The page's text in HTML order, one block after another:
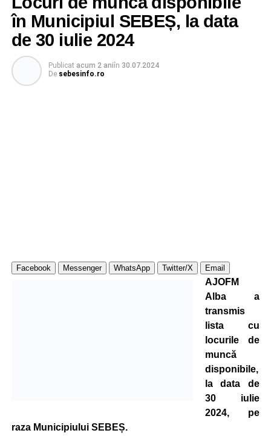
în Municipiul SEBEȘ, la data
de 30 iulie 2024
Publicat acum 2 aniîn 30.07.2024
De sebesinfo.ro
Facebook Messenger WhatsApp Twitter/X Email
AJOFM
Alba a
transmis
lista cu
locurile de
muncă
disponibile,
la data de
30 iulie
2024, pe
raza Municipiului SEBEȘ.